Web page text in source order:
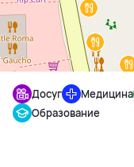
Досуг Медицина
Образование